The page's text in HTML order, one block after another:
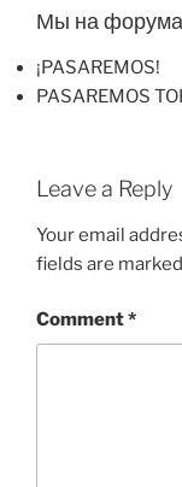
Мы на
¡PASAREMOS!
PASAREMOS
Leave a Reply
Your email
fields are marked
Comment*